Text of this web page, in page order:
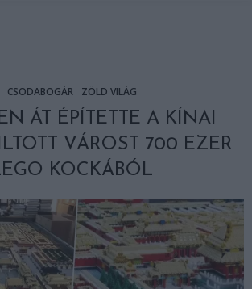
CSODABOGÁR ZÖLD VILÁG
ÁT ÉPÍTETTE A KÍNAI
VÁROST 700 EZER
KOCKÁBÓL